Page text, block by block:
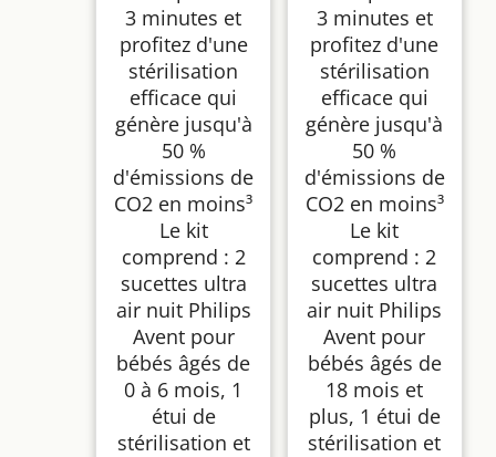
3 minutes et
profitez d'une
stérilisation
efficace qui
génère jusqu'à
50 %
d'émissions de
CO2 en moins³
Le kit
comprend : 2
sucettes ultra
air nuit Philips
Avent pour
bébés âgés de
0 à 6 mois, 1
étui de
stérilisation et
3 minutes et
profitez d'une
stérilisation
efficace qui
génère jusqu'à
50 %
d'émissions de
CO2 en moins³
Le kit
comprend : 2
sucettes ultra
air nuit Philips
Avent pour
bébés âgés de
18 mois et
plus, 1 étui de
stérilisation et